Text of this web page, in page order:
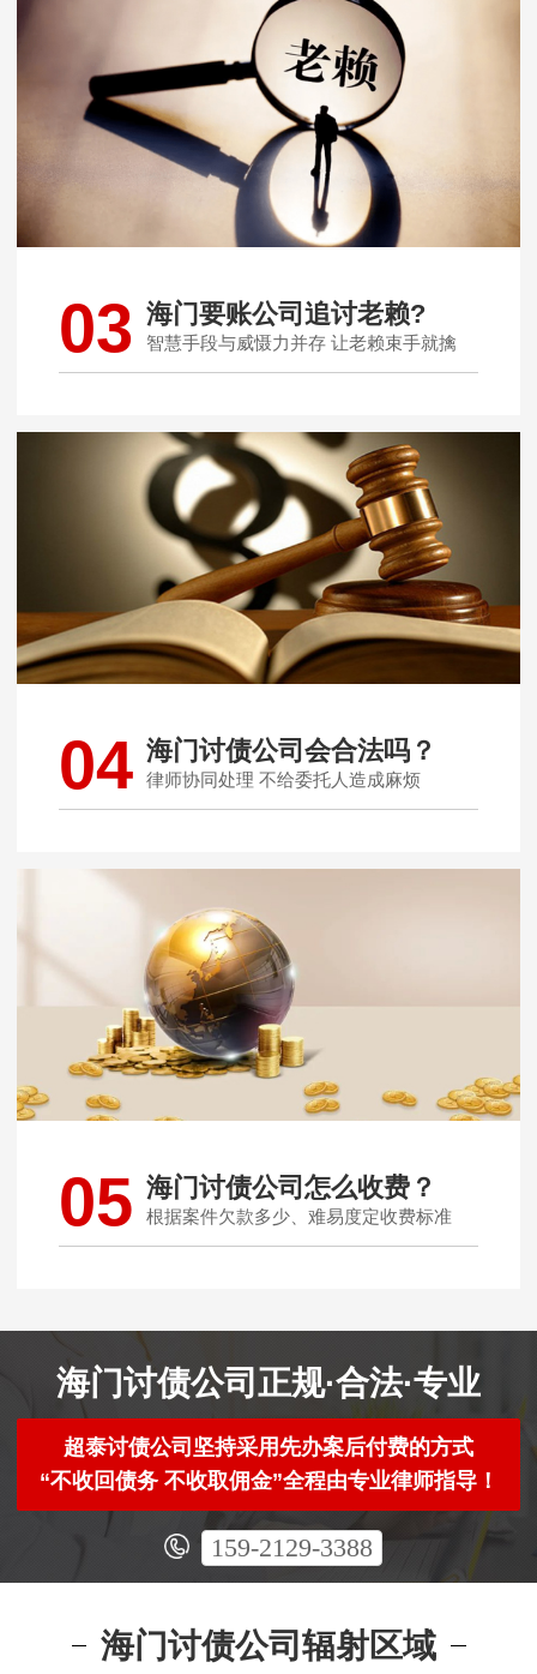
03 海门要账公司追讨老赖?
智慧手段与威慑力并存 让老赖束手就擒
04 海门讨债公司会合法吗？
律师协同处理 不给委托人造成麻烦
05 海门讨债公司怎么收费？
根据案件欠款多少、难易度定收费标准
海门讨债公司正规·合法·专业
超泰讨债公司坚持采用先办案后付费的方式
“不收回债务 不收取佣金”全程由专业律师指导！
159-2129-3388
海门讨债公司辐射区域